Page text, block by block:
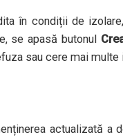
în condiții de
se apasă butonul
sau cere mai multe
actualizată a